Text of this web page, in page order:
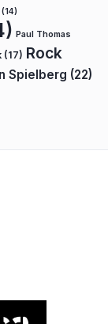
(14)
Paul Thomas
(17) Rock
Spielberg (22)